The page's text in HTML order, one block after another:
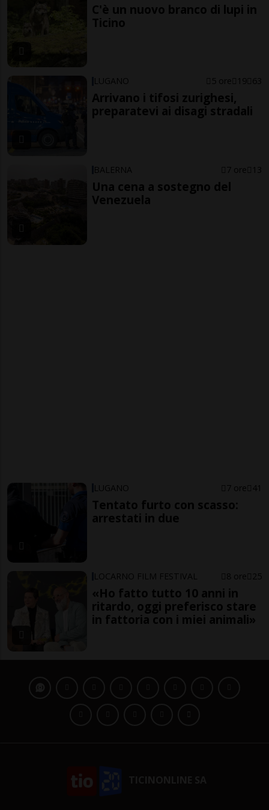
C'è un nuovo branco di lupi in
Ticino
LUGANO 5 ore 19 63
Arrivano i tifosi zurighesi,
preparatevi ai disagi stradali
BALERNA 7 ore 13
Una cena a sostegno del
Venezuela
LUGANO 7 ore 41
Tentato furto con scasso:
arrestati in due
LOCARNO FILM FESTIVAL 8 ore 25
«Ho fatto tutto 10 anni in
ritardo, oggi preferisco stare
in fattoria con i miei animali»